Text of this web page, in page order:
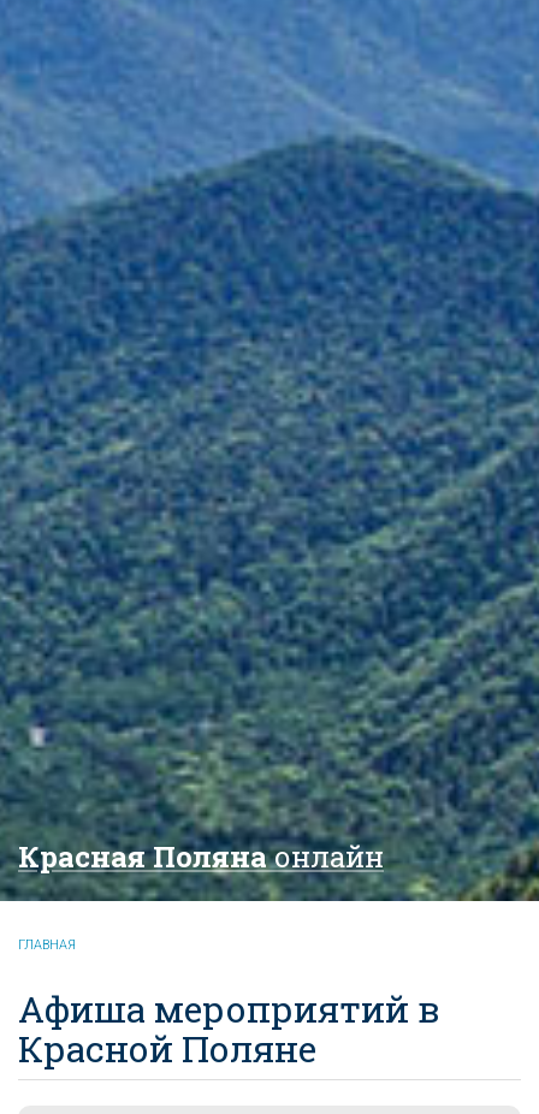
Красная Полянаонлайн
ГЛАВНАЯ
Афиша мероприятий в
Красной Поляне